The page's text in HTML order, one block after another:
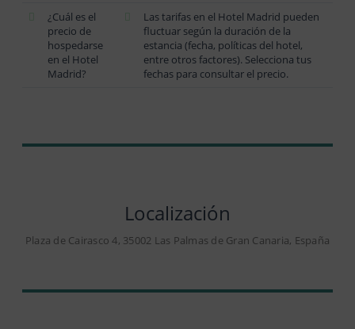
¿Cuál es el
precio de
hospedarse
en el Hotel
Madrid?
Las tarifas en el Hotel Madrid pueden
fluctuar según la duración de la
estancia (fecha, políticas del hotel,
entre otros factores). Selecciona tus
fechas para consultar el precio.
Localización
Plaza de Cairasco 4, 35002 Las Palmas de Gran Canaria, España